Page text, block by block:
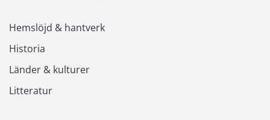
Hemslöjd & hantverk
Historia
Länder & kulturer
Litteratur